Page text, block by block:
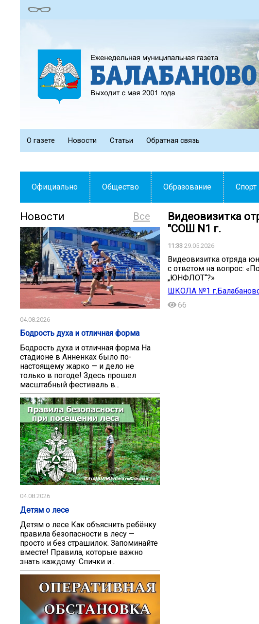
О газете Новости Статьи Обратная связь
Официально Общество Образование Спорт
Все
Новости
04.08.2026
Бодрость духа и отличная форма
Бодрость духа и отличная форма На
стадионе в Анненках было по-
настоящему жарко — и дело не
только в погоде! Здесь прошел
масштабный фестиваль в...
04.08.2026
Детям о лесе
Детям о лесе Как объяснить ребёнку
правила безопасности в лесу —
просто и без страшилок. Запоминайте
вместе! Правила, которые важно
знать каждому: Спички и...
Видеовизитка
"СОШ N1 г.
11:33 29.05.2026
Видеовизитка отряда
с ответом на вопрос:
„ЮНФЛОТ“?»
ШКОЛА №1
66